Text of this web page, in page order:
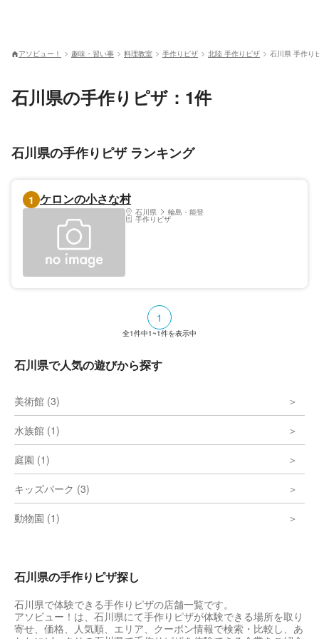
アソビュー！ 趣味・習い事 料理教室 手作りピザ 北陸 手作りピザ 石川県 手作り
石川県の手作りピザ：1件
石川県の手作りピザ ランキング
1 ケロンの小さな村
石川県 輪島・能登
手作りピザ
1
全1件中1~1件を表示中
石川県で人気の遊びから探す
美術館 (3)
水族館 (1)
庭園 (1)
キッズパーク (3)
動物園 (1)
石川県の手作りピザ探し
石川県で体験できる手作りピザの店舗一覧です。
アソビュー！は、石川県にて手作りピザが体験できる場所を取り
寄せ、価格、人気順、エリア、クーポン情報で検索・比較し、あ